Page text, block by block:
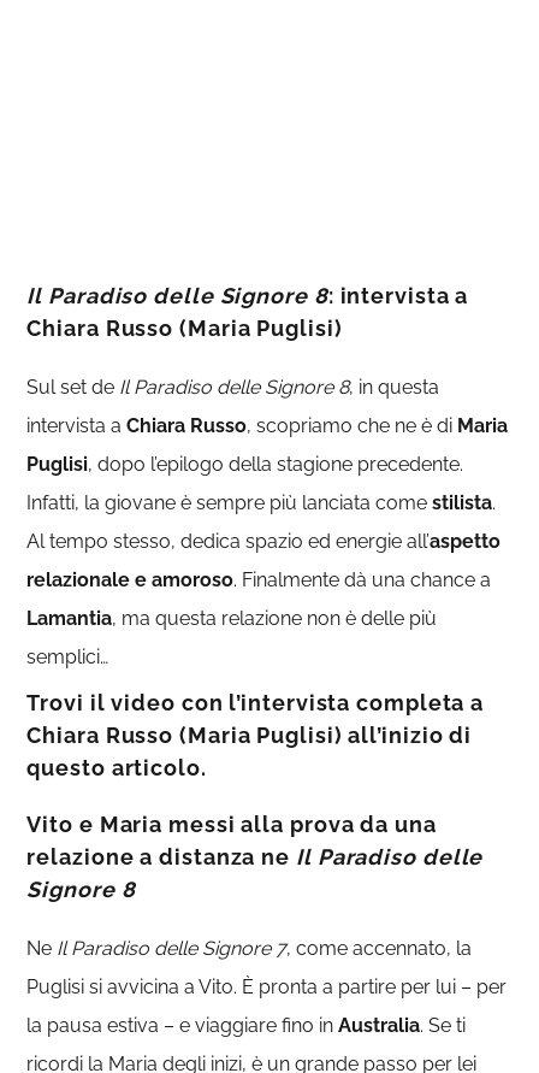
Il Paradiso delle Signore 8: intervista a
Chiara Russo (Maria Puglisi)
Sul set de Il Paradiso delle Signore 8, in questa
intervista aChiara Russo, scopriamo che ne è di Maria
Puglisi, dopo l’epilogo della stagione precedente.
Infatti, la giovane è sempre più lanciata comestilista.
Al tempo stesso, dedica spazio ed energie all’aspetto
relazionale e amoroso. Finalmente dà una chance a
Lamantia, ma questa relazione non è delle più
semplici…
Trovi il video con l’intervista completa a
Chiara Russo (Maria Puglisi) all’inizio di
questo articolo.
Vito e Maria messi alla prova da una
relazione a distanza ne Il Paradiso delle
Signore 8
Ne Il Paradiso delle Signore 7, come accennato, la
Puglisi si avvicina a Vito. È pronta a partire per lui – per
la pausa estiva – e viaggiare fino inAustralia. Se ti
ricordi la Maria degli inizi, è un grande passo per lei